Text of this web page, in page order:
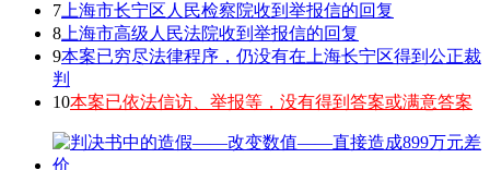
7 上海市长宁区人民检察院收到举报信的回复
8 上海市高级人民法院收到举报信的回复
9本案已穷尽法律程序，仍没有在上海长宁区得到公正裁
判
10本案已依法信访、举报等，没有得到答案或满意答案